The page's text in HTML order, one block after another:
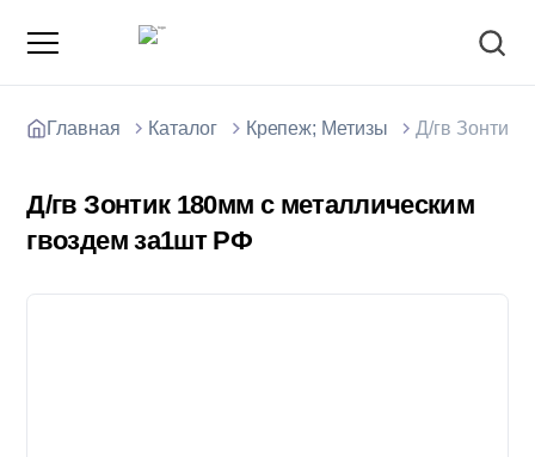
О компании
Главная Каталог Крепеж; Метизы Д/гв Зонтик
Д/гв Зонтик 180мм с металлическим
гвоздем за1шт РФ